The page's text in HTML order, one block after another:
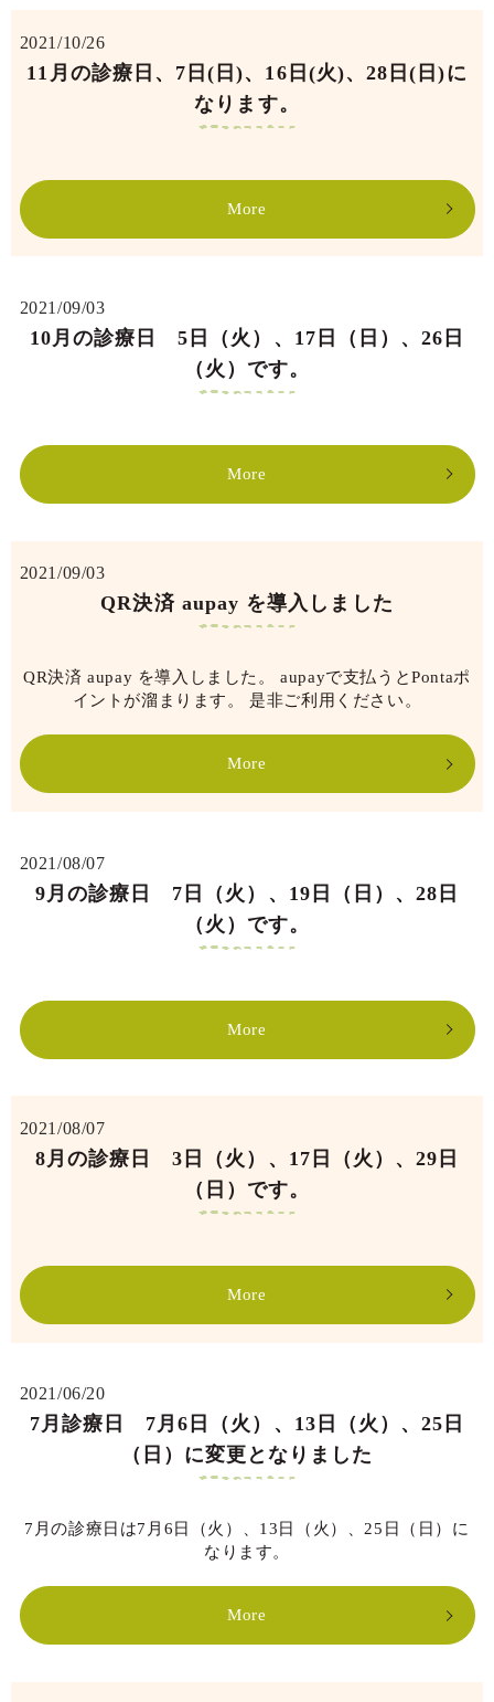
2021/10/26
11月の診療日、7日(日)、16日(火)、28日(日)に
なります。
More
2021/09/03
10月の診療日 5日（火）、17日（日）、26日
（火）です。
More
2021/09/03
QR決済 aupay を導入しました
QR決済 aupay を導入しました。 aupayで支払うとPontaポ
イントが溜まります。 是非ご利用ください。
More
2021/08/07
9月の診療日 7日（火）、19日（日）、28日
（火）です。
More
2021/08/07
8月の診療日 3日（火）、17日（火）、29日
（日）です。
More
2021/06/20
7月診療日 7月6日（火）、13日（火）、25日
（日）に変更となりました
7月の診療日は7月6日（火）、13日（火）、25日（日）に
なります。
More